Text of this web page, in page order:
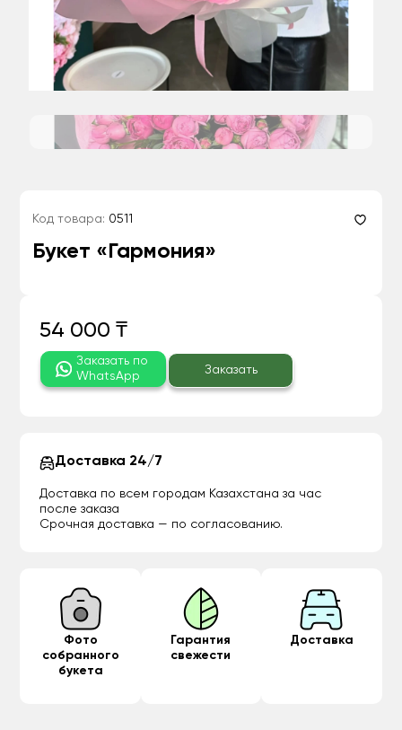
Код товара: 0511
Букет «Гармония»
54 000 ₸
Заказать по
WhatsApp
Заказать
Доставка 24/7
Доставка по всем городам Казахстана за час
после заказа
Срочная доставка — по согласованию.
Фото
собранного
букета
Гарантия
свежести
Доставка